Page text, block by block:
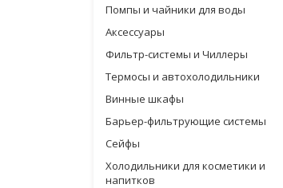
Помпы и чайники для воды
Аксессуары
Фильтр-системы и Чиллеры
Термосы и автохолодильники
Винные шкафы
Барьер-фильтрующие системы
Сейфы
Холодильники для косметики и
напитков